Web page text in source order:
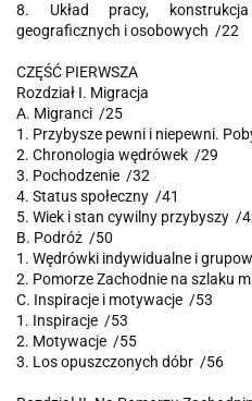
8. Układ pracy,
geograficznych i osobowych /22
CZĘŚĆ PIERWSZA
Rozdział I. Migracja
A. Migranci /25
1. Przybysze pewni i niepewni.
2. Chronologia wędrówek /29
3. Pochodzenie /32
4. Status społeczny /41
5. Wiek i stan cywilny przybyszy /
B. Podróż /50
1. Wędrówki indywidualne i
2. Pomorze Zachodnie na szlaku
C. Inspiracje i motywacje /53
1. Inspiracje /53
2. Motywacje /55
3. Los opuszczonych dóbr /56